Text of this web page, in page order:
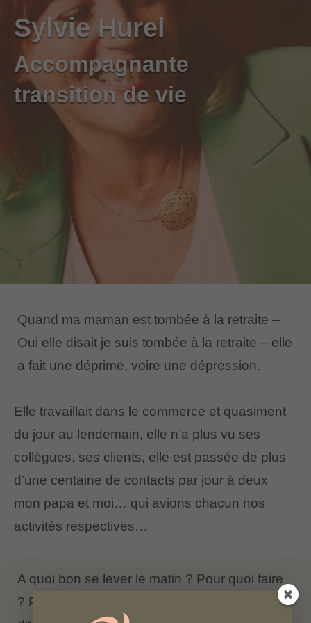
Sylvie Hurel
Accompagnante
transition de vie
Quand ma maman est tombée à la retraite –
Oui elle disait je suis tombée à la retraite – elle
a fait une déprime, voire une dépression.
Elle travaillait dans le commerce et quasiment
du jour au lendemain, elle n’a plus vu ses
collègues, ses clients, elle est passée de plus
d’une centaine de contacts par jour à deux
mon papa et moi… qui avions chacun nos
activités respectives…
A quoi bon se lever le matin ? Pour quoi faire
? Pour voir qui ? Passage à vide comme on